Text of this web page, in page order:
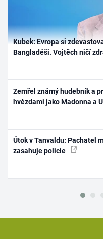
Kubek: Evropa si
Bangladéši. Vojtěch ničí
Zemřel známý hudebník a
hvězdami jako Madonna a
Útok v Tanvaldu: Pachatel
zasahuje policie